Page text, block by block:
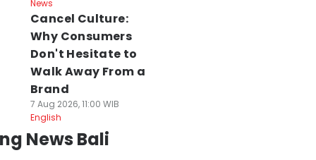
News
Cancel Culture:
Why Consumers
Don't Hesitate to
Walk Away From a
Brand
7 Aug 2026, 11:00 WIB
English
News Bali